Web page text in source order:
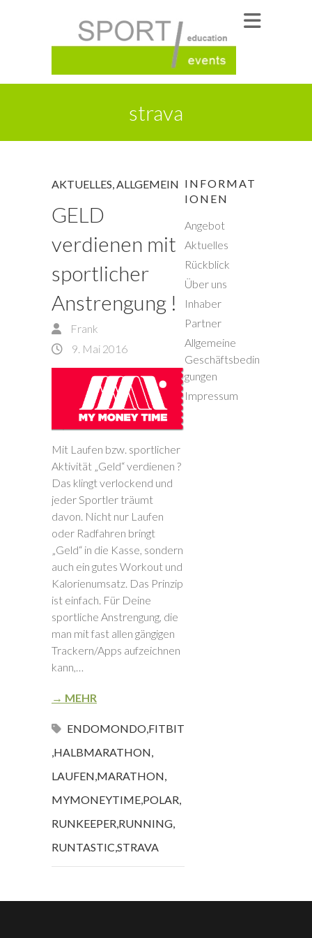
strava
AKTUELLES,ALLGEMEIN
GELD
verdienen mit
sportlicher
Anstrengung !
Frank
9. Mai 2016
Mit Laufen bzw. sportlicher
Aktivität „Geld“ verdienen ?
Das klingt verlockend und
jeder Sportler träumt
davon. Nicht nur Laufen
oder Radfahren bringt
„Geld“ in die Kasse, sondern
auch ein gutes Workout und
Kalorienumsatz. Das Prinzip
ist einfach. Für Deine
sportliche Anstrengung, die
man mit fast allen gängigen
Trackern/Apps aufzeichnen
kann,…
→ MEHR
ENDOMONDO FITBIT
HALBMARATHON
LAUFEN MARATHON
MYMONEYTIME POLAR
RUNKEEPER RUNNING
RUNTASTIC STRAVA
INFORMAT
IONEN
Angebot
Aktuelles
Rückblick
Über uns
Inhaber
Partner
Allgemeine
Geschäftsbedin
gungen
Impressum